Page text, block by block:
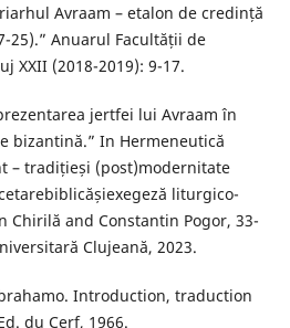
Avraam – etalon de credință
25).” Anuarul Facultății de
XXII (2018-2019): 9-17.
jertfei lui Avraam în
bizantină.” In Hermeneutică
– tradițieși (post)modernitate
liturgico-
Chirilă and Constantin Pogor, 33-
Clujeană, 2023.
Introduction, traduction
du Cerf, 1966.